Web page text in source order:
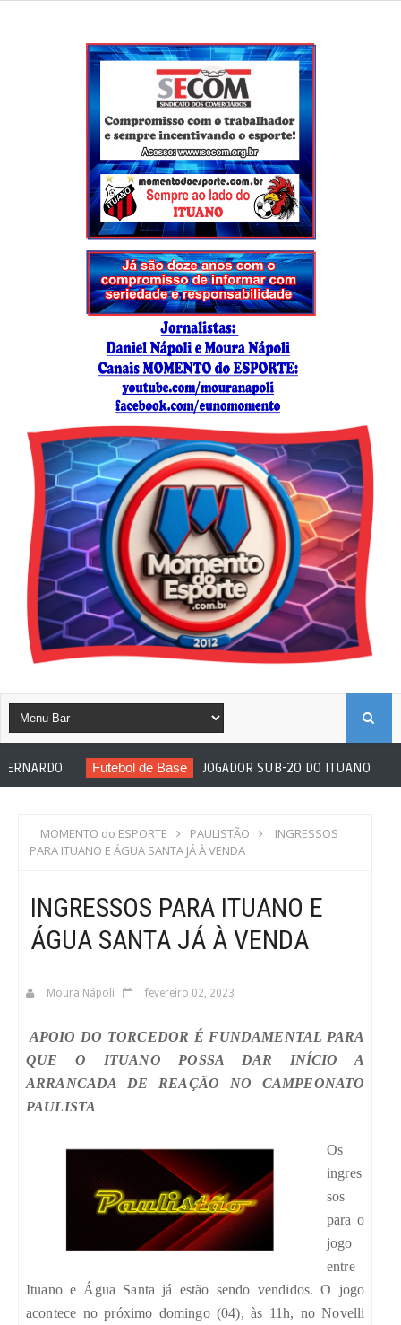
Futebol de Base JOGADOR SUB-20 DO ITUANO SOFRE ATO
MOMENTO do ESPORTE PAULISTÃO
INGRESSOS
PARA ITUANO E ÁGUA SANTA JÁ À VENDA
INGRESSOS PARA ITUANO E
ÁGUA SANTA JÁ À VENDA
Moura Nápoli fevereiro 02, 2023
APOIO DO TORCEDOR É FUNDAMENTAL PARA
QUE O ITUANO POSSA DAR INÍCIO A
ARRANCADA DE REAÇÃO NO CAMPEONATO
PAULISTA
Os
ingres
sos
para o
jogo
entre
Ituano e Água Santa já estão sendo vendidos. O jogo
acontece no próximo domingo (04), às 11h, no Novelli